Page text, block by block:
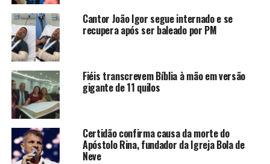
Cantor João Igor segue internado e se
recupera após ser baleado por PM
Fiéis transcrevem Bíblia à mão em versão
gigante de 11 quilos
Certidão confirma causa da morte do
Apóstolo Rina, fundador da Igreja Bola de
Neve